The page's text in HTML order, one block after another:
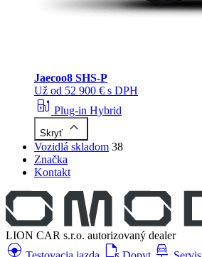
Jaecoo8 SHS-P
Už od 52 900 € s DPH
ev_station Plug-in Hybrid
Skryť keyboard_arrow_up
Vozidlá skladom 38
Značka
Kontakt
LION CAR s.r.o. autorizovaný dealer
search_hands_free file_open car_repair